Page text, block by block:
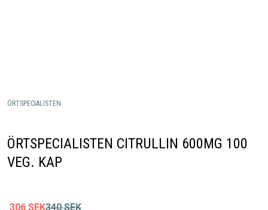
ÖRTSPECIALISTEN
ÖRTSPECIALISTEN CITRULLIN 600MG 100
VEG. KAP
306 SEK340 SEK